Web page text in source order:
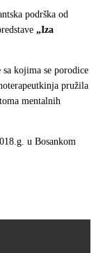
podrška od
„Iza
sa kojima se porodice
pružila
mentalnih
u Bosankom